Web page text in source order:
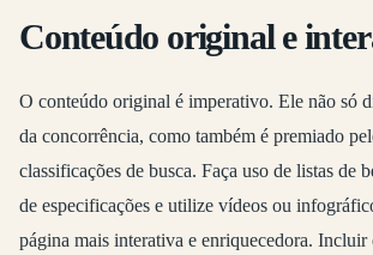
Conteúdo original e
O conteúdo original é imperativo. Ele não só
da concorrência, como também é premiado
classificações de busca. Faça uso de listas de
de especificações e utilize vídeos ou
página mais interativa e enriquecedora. Incluir